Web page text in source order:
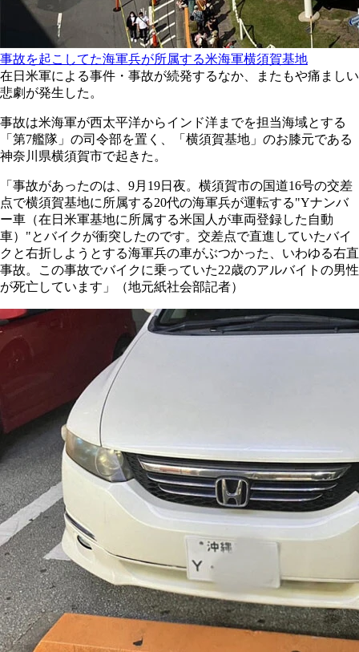
事故を起こしてた海軍兵が所属する米海軍横須賀基地
在日米軍による事件・事故が続発するなか、またもや痛ましい
悲劇が発生した。
事故は米海軍が西太平洋からインド洋までを担当海域とする
「第7艦隊」の司令部を置く、「横須賀基地」のお膝元である
神奈川県横須賀市で起きた。
「事故があったのは、9月19日夜。横須賀市の国道16号の交差
点で横須賀基地に所属する20代の海軍兵が運転する"Yナンバ
ー車（在日米軍基地に所属する米国人が車両登録した自動
車）"とバイクが衝突したのです。交差点で直進していたバイ
クと右折しようとする海軍兵の車がぶつかった、いわゆる右直
事故。この事故でバイクに乗っていた22歳のアルバイトの男性
が死亡しています」（地元紙社会部記者）